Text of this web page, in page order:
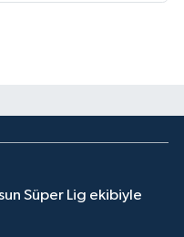
Süper Lig ekibiyle